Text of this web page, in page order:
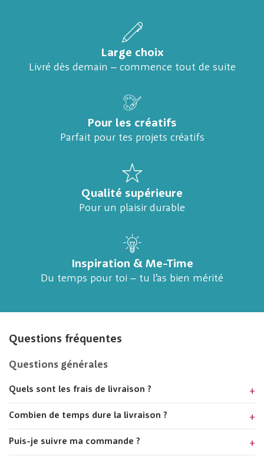
Large choix
Livré dès demain – commence tout de suite
Pour les créatifs
Parfait pour tes projets créatifs
Qualité supérieure
Pour un plaisir durable
Inspiration & Me-Time
Du temps pour toi – tu l’as bien mérité
Questions fréquentes
Questions générales
Quels sont les frais de livraison ?
Combien de temps dure la livraison ?
Puis-je suivre ma commande ?